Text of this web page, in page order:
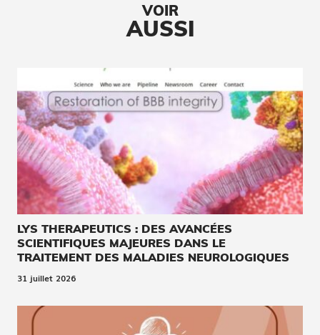
VOIR
AUSSI
LYS THERAPEUTICS : DES AVANCÉES
SCIENTIFIQUES MAJEURES DANS LE
TRAITEMENT DES MALADIES NEUROLOGIQUES
31 juillet 2026